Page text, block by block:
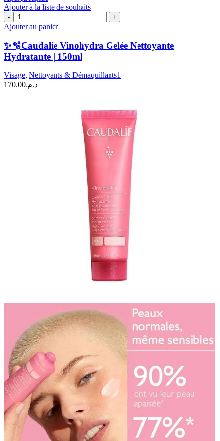
Ajouter à la liste de souhaits
quantité
de
🫧
Caudalie
Vinohydra
Nettoyante
Hydratante
Ajouter au panier
✨🫧Caudalie Vinohydra Gelée Nettoyante
Hydratante | 150ml
Visage, Nettoyants & Démaquillants1
د.م.170.00